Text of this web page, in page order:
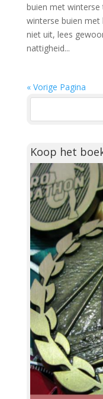
buien met
winterse buien
niet uit, lees
nattigheid...
« Vorige Pagina
Koop het